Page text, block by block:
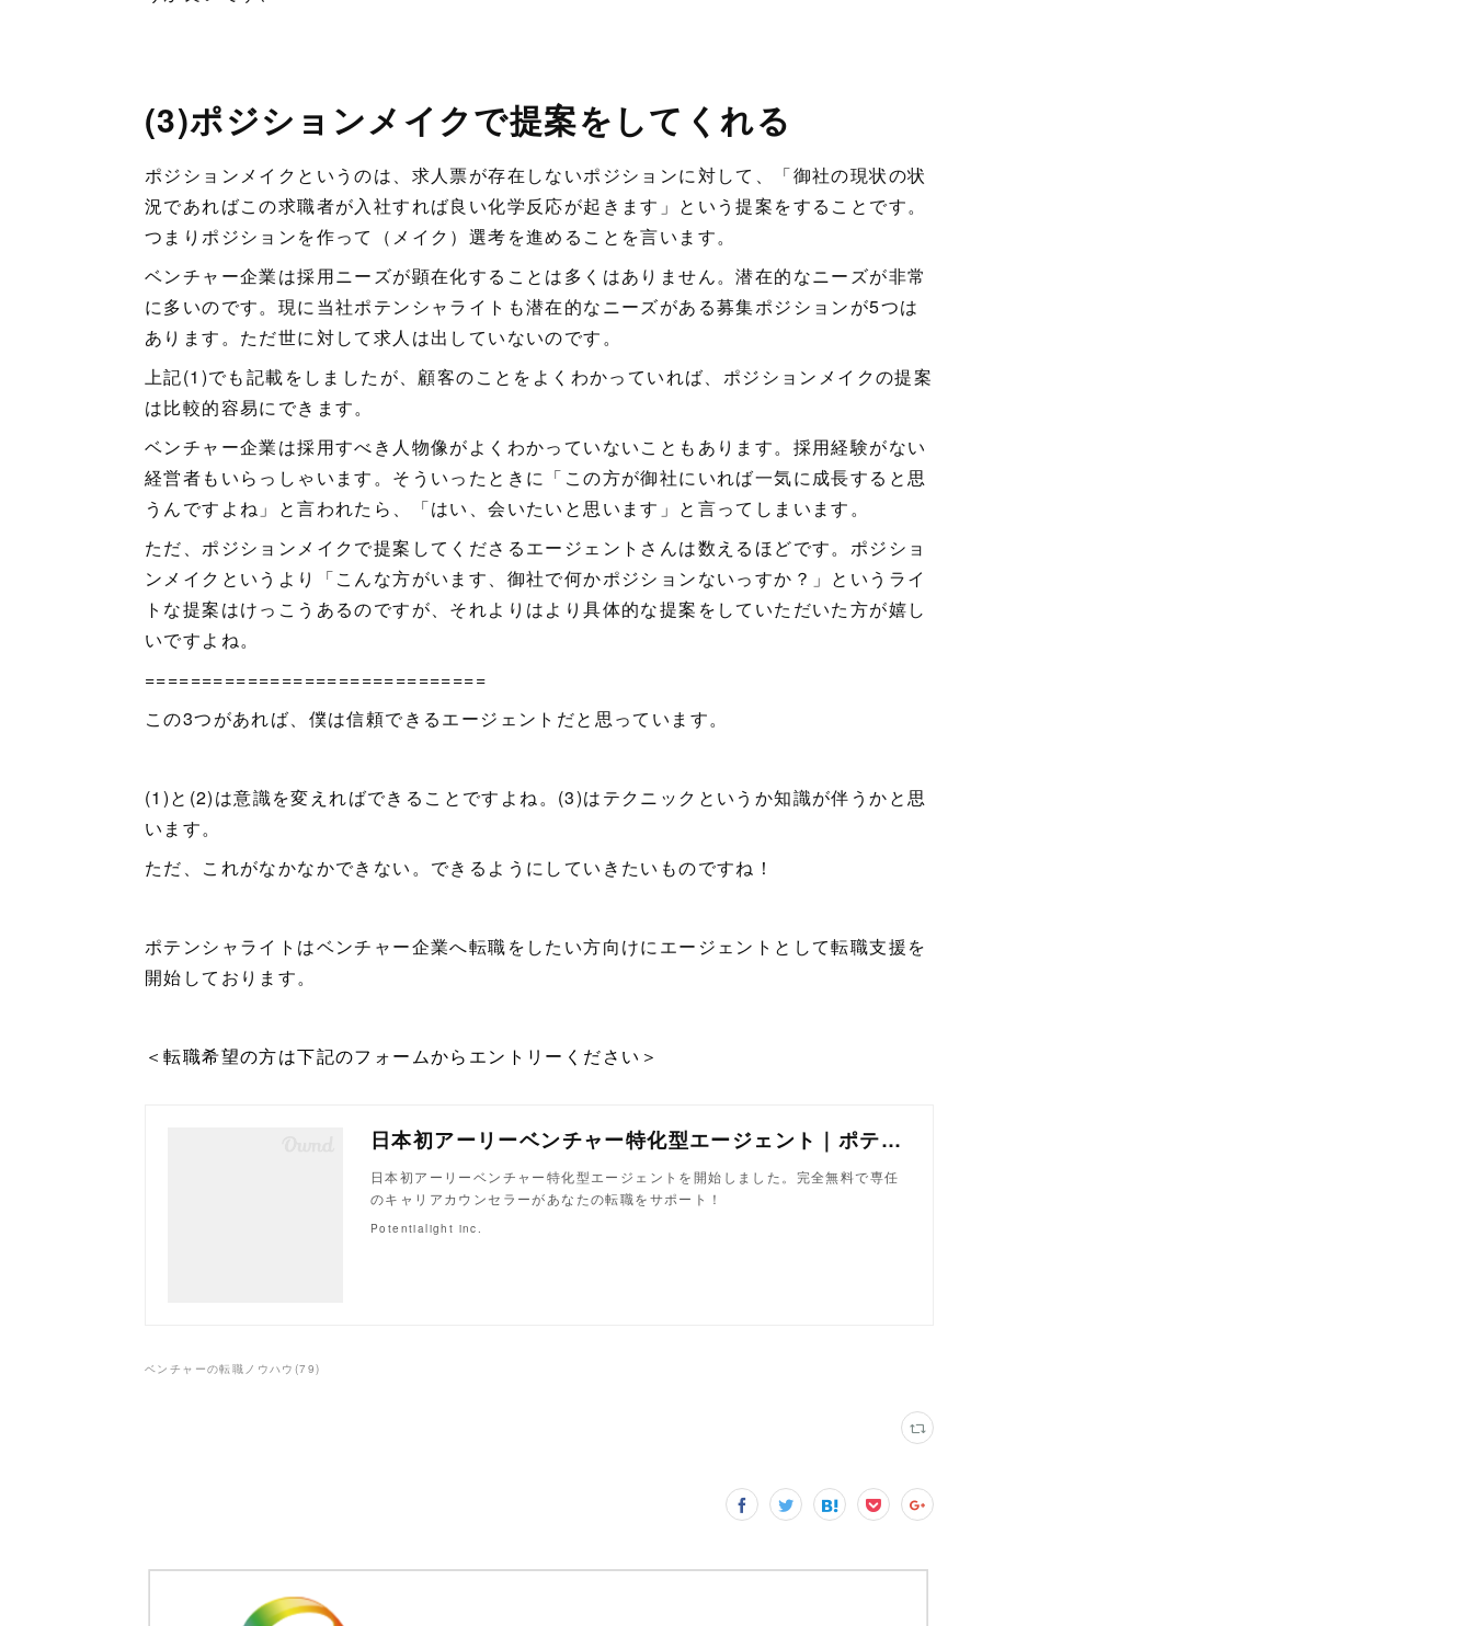
(3)ポジションメイクで提案をしてくれる
ポジションメイクというのは、求人票が存在しないポジションに対して、「御社の現状の状
況であればこの求職者が入社すれば良い化学反応が起きます」という提案をすることです。
つまりポジションを作って（メイク）選考を進めることを言います。
ベンチャー企業は採用ニーズが顕在化することは多くはありません。潜在的なニーズが非常
に多いのです。現に当社ポテンシャライトも潜在的なニーズがある募集ポジションが5つは
あります。ただ世に対して求人は出していないのです。
上記(1)でも記載をしましたが、顧客のことをよくわかっていれば、ポジションメイクの提案
は比較的容易にできます。
ベンチャー企業は採用すべき人物像がよくわかっていないこともあります。採用経験がない
経営者もいらっしゃいます。そういったときに「この方が御社にいれば一気に成長すると思
うんですよね」と言われたら、「はい、会いたいと思います」と言ってしまいます。
ただ、ポジションメイクで提案してくださるエージェントさんは数えるほどです。ポジショ
ンメイクというより「こんな方がいます、御社で何かポジションないっすか？」というライ
トな提案はけっこうあるのですが、それよりはより具体的な提案をしていただいた方が嬉し
いですよね。
==============================
この3つがあれば、僕は信頼できるエージェントだと思っています。
(1)と(2)は意識を変えればできることですよね。(3)はテクニックというか知識が伴うかと思
います。
ただ、これがなかなかできない。できるようにしていきたいものですね！
ポテンシャライトはベンチャー企業へ転職をしたい方向けにエージェントとして転職支援を
開始しております。
＜転職希望の方は下記のフォームからエントリーください＞
日本初アーリーベンチャー特化型エージェント｜ポテンシャライト
日本初アーリーベンチャー特化型エージェントを開始しました。完全無料で専任
のキャリアカウンセラーがあなたの転職をサポート！
Potentialight inc.
ベンチャーの転職ノウハウ (79)